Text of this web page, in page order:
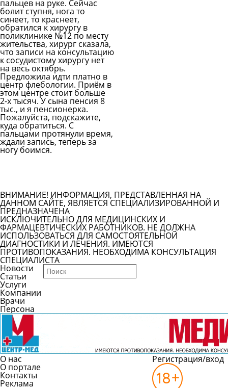
пальцев на руке. Сейчас
болит ступня, нога то
синеет, то краснеет,
обратился к хирургу в
поликлинике №12 по месту
жительства, хирург сказала,
что записи на консультацию
к сосудистому хирургу нет
на весь октябрь.
Предложила идти платно в
центр флебологии. Приём в
этом центре стоит больше
2-х тысяч. У сына пенсия 8
тыс., и я пенсионерка.
Пожалуйста, подскажите,
куда обратиться. С
пальцами протянули время,
ждали запись, теперь за
ногу боимся.
ВНИМАНИЕ! ИНФОРМАЦИЯ, ПРЕДСТАВЛЕННАЯ НА
ДАННОМ САЙТЕ, ЯВЛЯЕТСЯ СПЕЦИАЛИЗИРОВАННОЙ И
ПРЕДНАЗНАЧЕНА
ИСКЛЮЧИТЕЛЬНО ДЛЯ МЕДИЦИНСКИХ И
ФАРМАЦЕВТИЧЕСКИХ РАБОТНИКОВ. НЕ ДОЛЖНА
ИСПОЛЬЗОВАТЬСЯ ДЛЯ САМОСТОЯТЕЛЬНОЙ
ДИАГНОСТИКИ И ЛЕЧЕНИЯ. ИМЕЮТСЯ
ПРОТИВОПОКАЗАНИЯ. НЕОБХОДИМА КОНСУЛЬТАЦИЯ
СПЕЦИАЛИСТА
Новости
Статьи
Услуги
Компании
Врачи
Персона
О нас
О портале
Контакты
Реклама
Регистрация/вход